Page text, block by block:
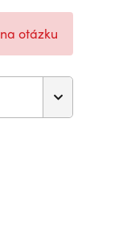
na otázku